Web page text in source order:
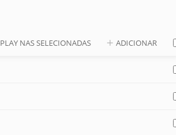
PLAY NAS SELECIONADAS ADICIONAR